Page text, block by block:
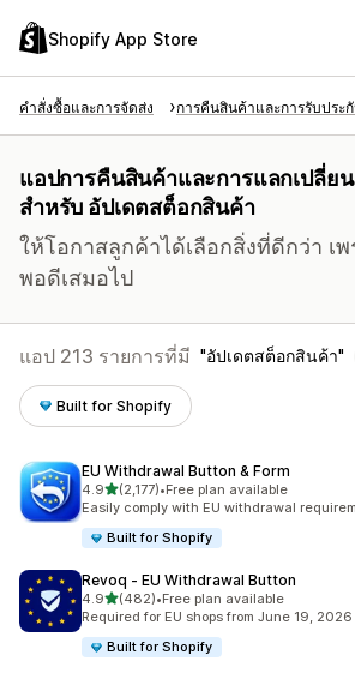
Shopify App Store
คำสั่งซื้อและการจัดส่ง การคืนสินค้าและการรับประ
แอปการคืนสินค้าและการแลกเปลี่ย
สำหรับ อัปเดตสต็อกสินค้า
ให้โอกาสลูกค้าได้เลือกสิ่งที่ดีกว่า เ
พอดีเสมอไป
แอป 213 รายการที่มี อัปเดตสต็อกสินค้า
Built for Shopify
EU Withdrawal Button & Form
4.9เต็ม 5 ดาว
(2,177)
ทั้งหมด 2177 รีวิว
•Free plan available
Easily comply with EU withdrawal
Built for Shopify
Revoq ‑ EU Withdrawal Button
4.9เต็ม 5 ดาว
(482)
ทั้งหมด 482 รีวิว
•Free plan available
Required for EU shops from June 19,
Built for Shopify